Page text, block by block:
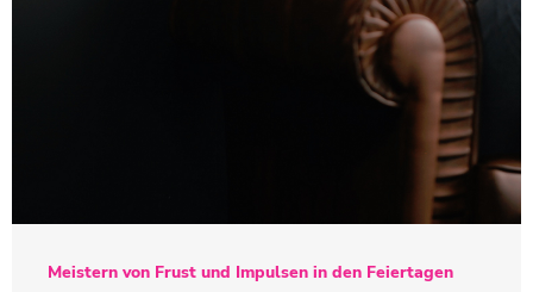
Meistern von Frust und Impulsen in den Feiertagen